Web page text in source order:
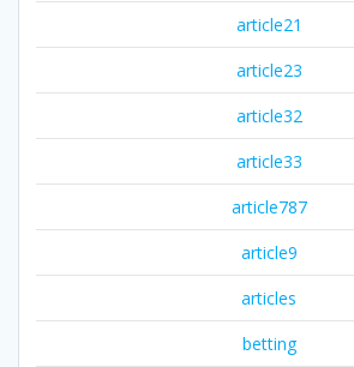
article21
article23
article32
article33
article787
article9
articles
betting